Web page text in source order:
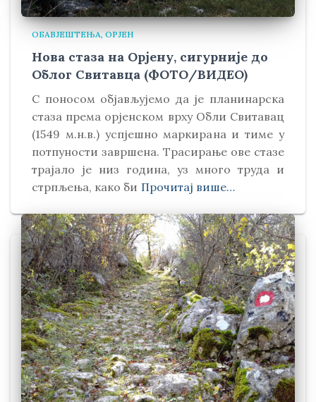
ОБАВЈЕШТЕЊА ОРЈЕН
Нова стаза на Орјену, сигурније до
Облог Свитавца (ФОТО/ВИДЕО)
С поносом објављујемо да је планинарска
стаза према орјенском врху Обли Свитавaц
(1549 м.н.в.) успјешно маркирана и тиме у
потпуности завршена. Трасирање ове стазе
трајало је низ година, уз много труда и
стрпљења, како би Прочитај више…